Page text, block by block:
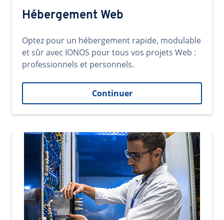
Hébergement Web
Optez pour un hébergement rapide, modulable
et sûr avec IONOS pour tous vos projets Web :
professionnels et personnels.
Continuer